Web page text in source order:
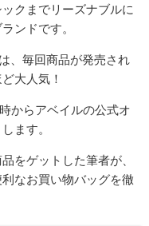
クまでリーズナブルに
ンドです。
、毎回商品が発売され
大人気！
からアベイルの公式オ
ます。
をゲットした筆者が、
なお買い物バッグを徹